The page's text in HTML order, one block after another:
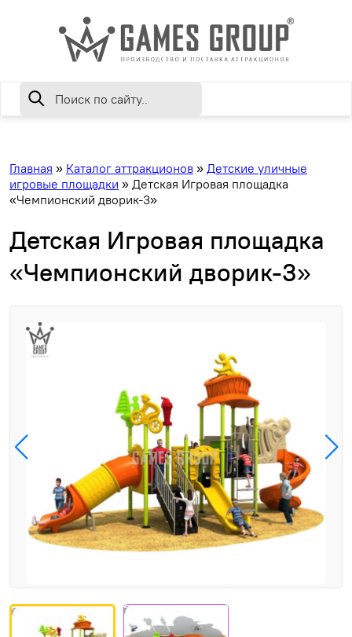
Главная » Каталог аттракционов » Детские уличные
игровые площадки » Детская Игровая площадка
«Чемпионский дворик-3»
Детская Игровая площадка
«Чемпионский дворик-3»